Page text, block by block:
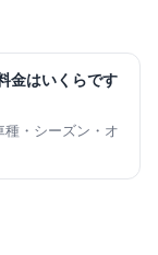
金はいくらです
・シーズン・オ